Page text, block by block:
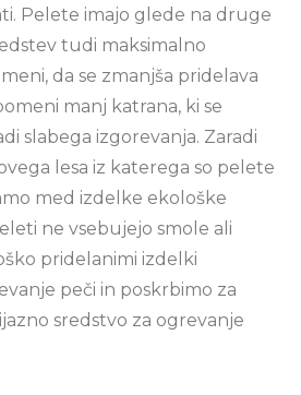
Pelete imajo glede na druge
tudi maksimalno
da se zmanjša pridelava
manj katrana, ki se
slabega izgorevanja. Zaradi
lesa iz katerega so pelete
med izdelke ekološke
ne vsebujejo smole ali
pridelanimi izdelki
peči in poskrbimo za
sredstvo za ogrevanje